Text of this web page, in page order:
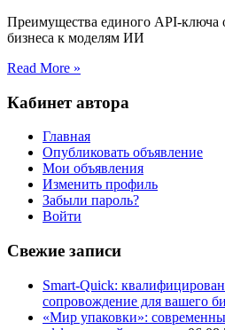
Преимущества единого API-ключа
бизнеса к моделям ИИ
Read More »
Кабинет автора
Главная
Опубликовать объявление
Мои объявления
Изменить профиль
Забыли пароль?
Войти
Свежие записи
Smart-Quick:
сопровождение для вашего
«Мир упаковки»: